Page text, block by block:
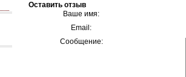
Оставить отзыв
Ваше имя:
Email:
Сообщение: